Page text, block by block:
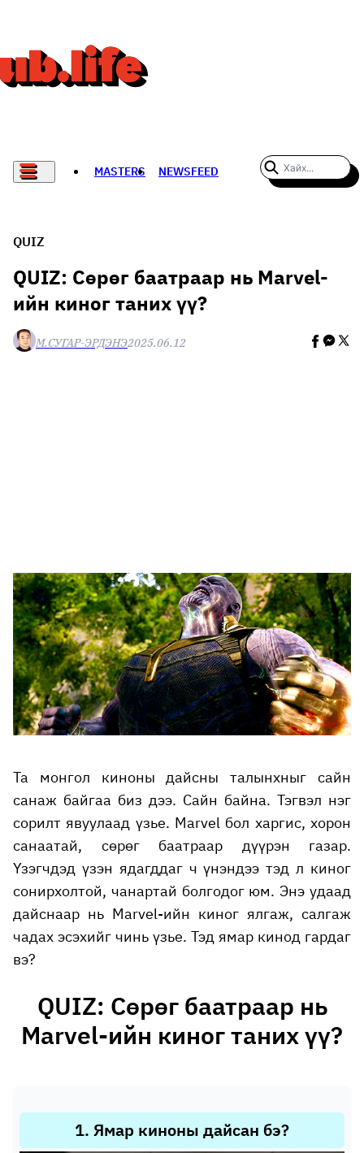
MASTERS NEWSFEED
THE NEW YORK TIMES
НАДАД НЭГ САНАЛ БАЙНА
QUIZ
QUIZ: Сөрөг баатраар нь Marvel-
ийн киног таних үү?
М.СУГАР-ЭРДЭНЭ2025.06.12
Та монгол киноны дайсны талынхныг сайн
санаж байгаа биз дээ. Сайн байна. Тэгвэл нэг
сорилт явуулаад үзье. Marvel бол харгис, хорон
санаатай, сөрөг баатраар дүүрэн газар.
Үзэгчдэд үзэн ядагддаг ч үнэндээ тэд л киног
сонирхолтой, чанартай болгодог юм. Энэ удаад
дайснаар нь Marvel-ийн киног ялгаж, салгаж
чадах эсэхийг чинь үзье. Тэд ямар кинод гардаг
вэ?
QUIZ: Сөрөг баатраар нь
Marvel-ийн киног таних үү?
1. Ямар киноны дайсан бэ?